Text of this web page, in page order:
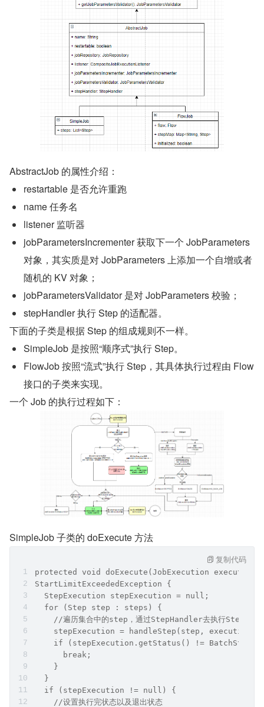
AbstractJob 的属性介绍：
restartable 是否允许重跑
name 任务名
listener 监听器
jobParametersIncrementer 获取下一个 JobParameters
对象，其实质是对 JobParameters 上添加一个自增或者
随机的 KV 对象；
jobParametersValidator 是对 JobParameters 校验；
stepHandler 执行 Step 的适配器。
下面的子类是根据 Step 的组成规则不一样。
SimpleJob 是按照“顺序式”执行 Step。
FlowJob 按照“流式”执行 Step，其具体执行过程由 Flow
接口的子类来实现。
一个 Job 的执行过程如下：
SimpleJob 子类的 doExecute 方法
protected void doExecute(JobExecution
StartLimitExceededException {
  StepExecution stepExecution = null;
  for (Step step : steps) {
    //遍历集合中的step，通过StepHandler去执行Step
    stepExecution = handleStep(step, execution);
if (stepExecution.getStatus() !=
      break;
    }
  }
  if (stepExecution != null) {
    //设置执行完状态以及退出状态
复制代码